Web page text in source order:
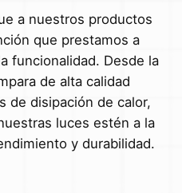
a nuestros productos
que prestamos a
funcionalidad. Desde la
de alta calidad
de disipación de calor,
luces estén a la
y durabilidad.